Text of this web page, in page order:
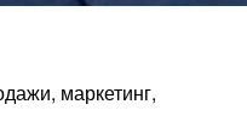
маркетинг,